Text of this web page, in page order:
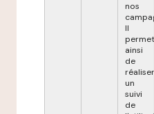
nos
Il
permet
ainsi
de
réaliser
un
suivi
de